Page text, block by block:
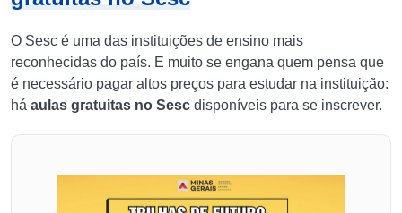
O Sesc é uma das instituições de ensino mais
reconhecidas do país. E muito se engana quem pensa que
é necessário pagar altos preços para estudar na instituição:
há aulas gratuitas no Sesc disponíveis para se inscrever.